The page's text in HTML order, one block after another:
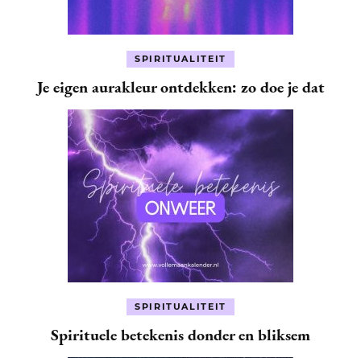
SPIRITUALITEIT
Je eigen aurakleur ontdekken: zo doe je dat
SPIRITUALITEIT
Spirituele betekenis donder en bliksem